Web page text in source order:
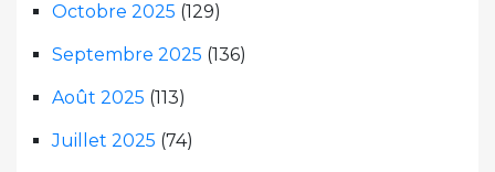
Octobre 2025 (129)
Septembre 2025 (136)
Août 2025 (113)
Juillet 2025 (74)